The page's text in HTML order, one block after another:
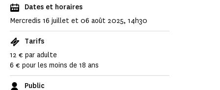
Dates et horaires
Mercredis 16 juillet et 06 août 2025, 14h30
Tarifs
12 € par adulte
6 € pour les moins de 18 ans
Public